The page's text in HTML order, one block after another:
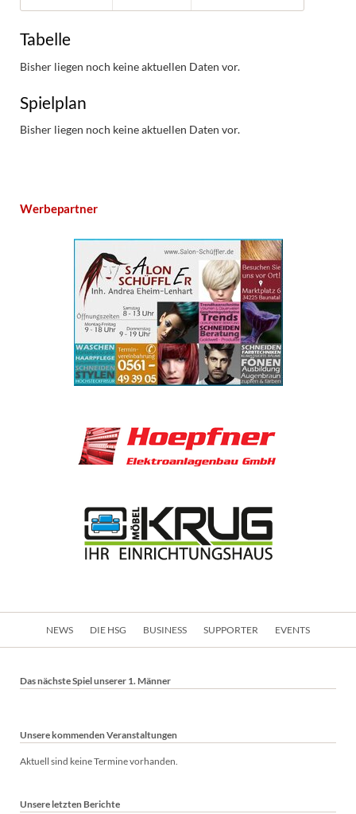
Tabelle
Bisher liegen noch keine aktuellen Daten vor.
Spielplan
Bisher liegen noch keine aktuellen Daten vor.
Werbepartner
Navigation
NEWS DIE HSG BUSINESS SUPPORTER EVENTS
Das nächste Spiel unserer 1. Männer
Unsere kommenden Veranstaltungen
Aktuell sind keine Termine vorhanden.
Unsere letzten Berichte